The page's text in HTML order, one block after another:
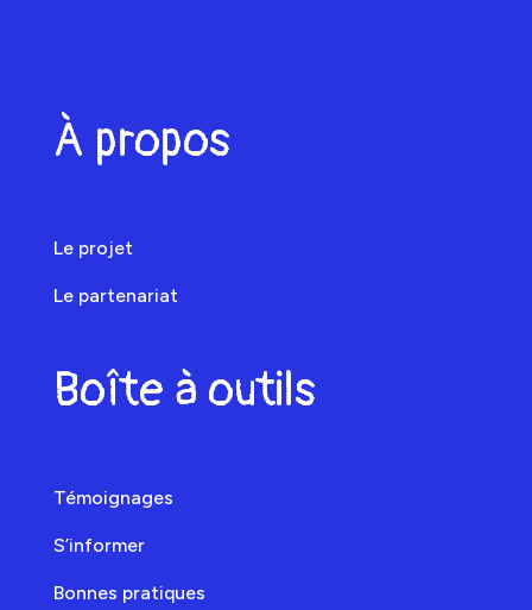
À propos
Le projet
Le partenariat
Boîte à outils
Témoignages
S’informer
Bonnes pratiques